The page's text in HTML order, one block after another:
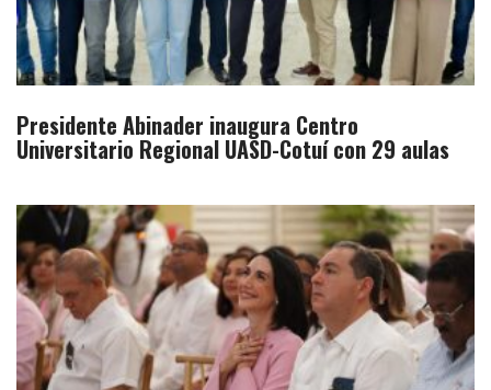
Presidente Abinader inaugura Centro
Universitario Regional UASD-Cotuí con 29 aulas